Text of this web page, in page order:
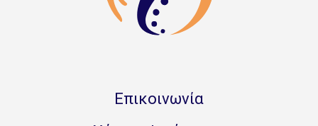
Επικοινωνία